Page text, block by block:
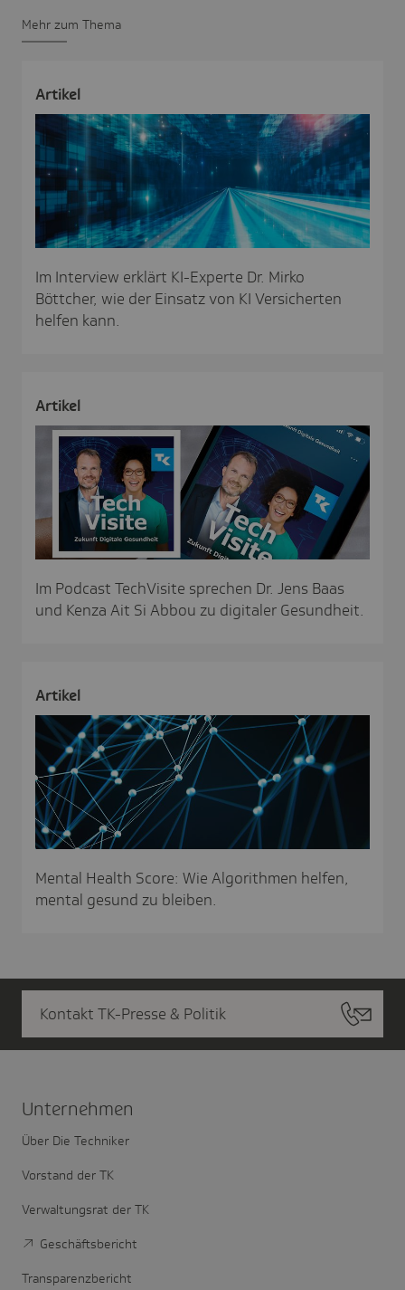
Mehr zum Thema
Artikel
Im Interview erklärt KI-Experte Dr. Mirko
Böttcher, wie der Einsatz von KI Versicherten
helfen kann.
Artikel
Im Podcast TechVisite sprechen Dr. Jens Baas
und Kenza Ait Si Abbou zu digitaler Gesundheit.
Artikel
Mental Health Score: Wie Algorithmen helfen,
mental gesund zu bleiben.
Kontakt TK-Presse & Politik
Unter­nehmen
Über Die Techniker
Vorstand der TK
Verwaltungsrat der TK
Geschäftsbericht
Transparenzbericht